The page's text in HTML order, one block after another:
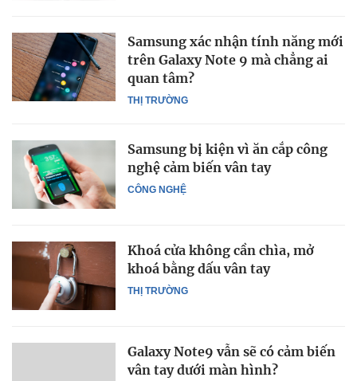
THỊ TRƯỜNG
Samsung xác nhận tính năng mới
trên Galaxy Note 9 mà chẳng ai
quan tâm?
CÔNG NGHỆ
Samsung bị kiện vì ăn cắp công
nghệ cảm biến vân tay
THỊ TRƯỜNG
Khoá cửa không cần chìa, mở
khoá bằng dấu vân tay
Galaxy Note9 vẫn sẽ có cảm biến
vân tay dưới màn hình?